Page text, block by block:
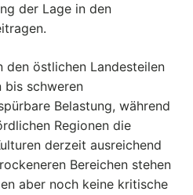
der Lage in den
den östlichen Landesteilen
bis schweren
Belastung, während
Regionen die
derzeit ausreichend
Bereichen stehen
aber noch keine kritische